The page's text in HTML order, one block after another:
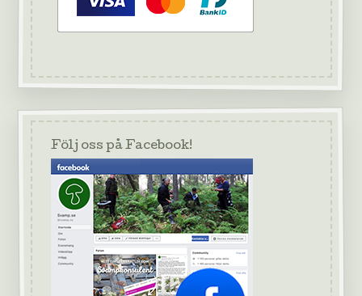
Följ oss på Facebook!